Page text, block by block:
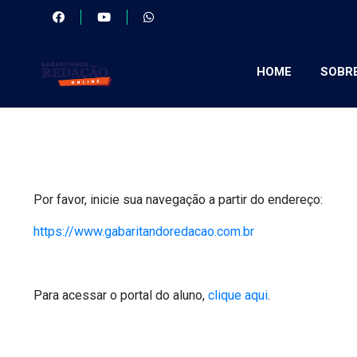
HOME
Por favor, inicie sua navegação a partir do endereço:
https://www.gabaritandoredacao.com.br
Para acessar o portal do aluno, clique aqui.